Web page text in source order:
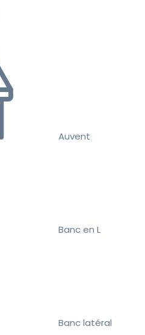
Auvent
Banc en L
Banc latéral